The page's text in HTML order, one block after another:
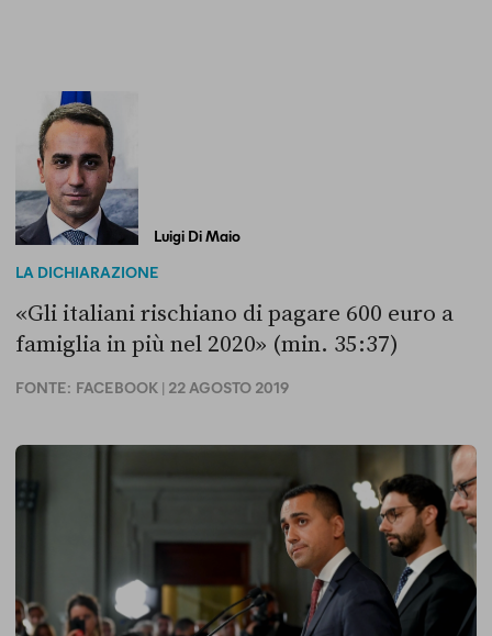
Luigi Di Maio
LA DICHIARAZIONE
«Gli italiani rischiano di pagare 600 euro a
famiglia in più nel 2020» (min. 35:37)
FONTE: FACEBOOK | 22 AGOSTO 2019